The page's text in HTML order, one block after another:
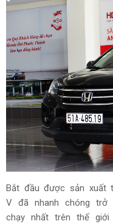
Bắt đầu được sản xuất
V đã nhanh chóng trở
chạy nhất trên thế